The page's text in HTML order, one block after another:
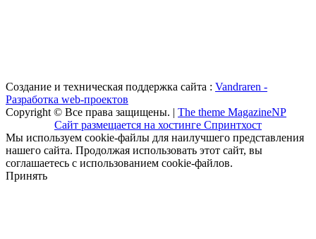
Создание и техническая поддержка сайта : Vandraren -
Разработка web-проектов
Copyright © Все права защищены. | The theme MagazineNP
Сайт размещается на хостинге Спринтхост
Мы используем cookie-файлы для наилучшего представления
нашего сайта. Продолжая использовать этот сайт, вы
соглашаетесь с использованием cookie-файлов.
Принять